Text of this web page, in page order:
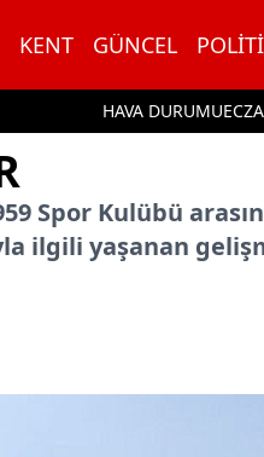
KENT GÜNCEL
HAVA DURUMU
Spor Kulübü
ilgili yaşanan